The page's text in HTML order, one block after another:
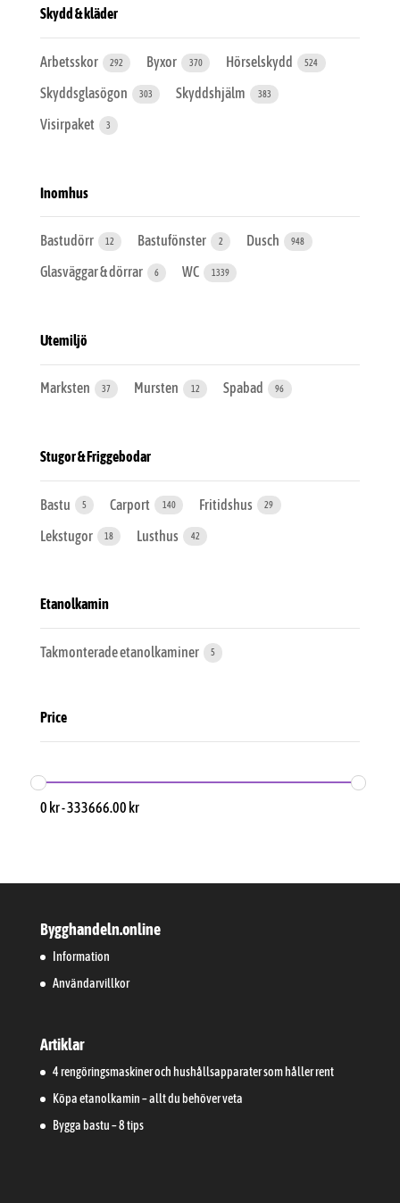
Skydd & kläder
Arbetsskor 292 Byxor 370 Hörselskydd 524
Skyddsglasögon 303 Skyddshjälm 383
Visirpaket 3
Inomhus
Bastudörr 12 Bastufönster 2 Dusch 948
Glasväggar & dörrar 6 WC 1339
Utemiljö
Marksten 37 Mursten 12 Spabad 96
Stugor & Friggebodar
Bastu 5 Carport 140 Fritidshus 29
Lekstugor 18 Lusthus 42
Etanolkamin
Takmonterade etanolkaminer 5
Price
0 kr-333666.00 kr
Bygghandeln.online
Information
Användarvillkor
Artiklar
4 rengöringsmaskiner och hushållsapparater som håller rent
Köpa etanolkamin – allt du behöver veta
Bygga bastu – 8 tips